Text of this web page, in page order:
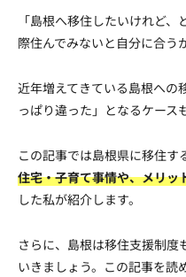
「島根へ移住したいけれど
際住んでみないと自分に合う
近年増えてきている島根への
っぱり違った」となるケース
この記事では島根県に移住す
住宅・子育て事情や、メリッ
した私が紹介します。
さらに、島根は移住支援制度
いきましょう。この記事を読